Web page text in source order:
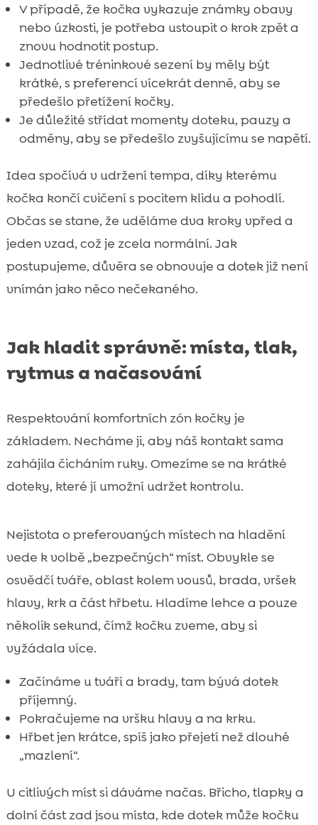
V případě, že kočka vykazuje známky obavy
nebo úzkosti, je potřeba ustoupit o krok zpět a
znovu hodnotit postup.
Jednotlivé tréninkové sezení by měly být
krátké, s preferencí vícekrát denně, aby se
předešlo přetížení kočky.
Je důležité střídat momenty doteku, pauzy a
odměny, aby se předešlo zvyšujícímu se napětí.
Idea spočívá v udržení tempa, díky kterému
kočka končí cvičení s pocitem klidu a pohodlí.
Občas se stane, že uděláme dva kroky vpřed a
jeden vzad, což je zcela normální. Jak
postupujeme, důvěra se obnovuje a dotek již není
vnímán jako něco nečekaného.
Jak hladit správně: místa, tlak,
rytmus a načasování
Respektování komfortních zón kočky je
základem. Necháme ji, aby náš kontakt sama
zahájila čicháním ruky. Omezíme se na krátké
doteky, které jí umožní udržet kontrolu.
Nejistota o preferovaných místech na hladění
vede k volbě „bezpečných“ míst. Obvykle se
osvědčí tváře, oblast kolem vousů, brada, vršek
hlavy, krk a část hřbetu. Hladíme lehce a pouze
několik sekund, čímž kočku zveme, aby si
vyžádala více.
Začínáme u tváří a brady, tam bývá dotek
příjemný.
Pokračujeme na vršku hlavy a na krku.
Hřbet jen krátce, spíš jako přejetí než dlouhé
„mazlení“.
U citlivých míst si dáváme načas. Břicho, tlapky a
dolní část zad jsou místa, kde dotek může kočku